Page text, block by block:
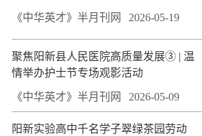
《中华英才》半月刊网 2026-05-19
聚焦阳新县人民医院高质量发展③ | 温
情举办护士节专场观影活动
《中华英才》半月刊网 2026-05-09
阳新实验高中千名学子翠绿茶园劳动